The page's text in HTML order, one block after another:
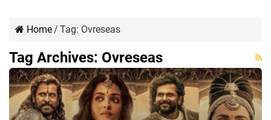
Home/ Tag: Ovreseas
Tag Archives: Ovreseas